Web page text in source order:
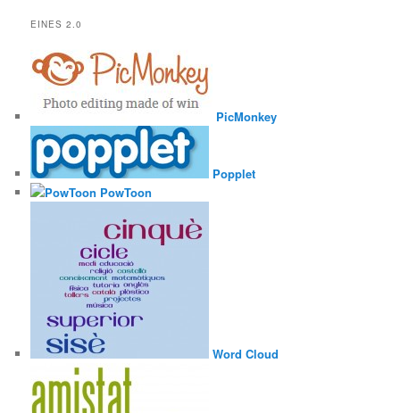
EINES 2.0
PicMonkey
Popplet
PowToon
Word Cloud